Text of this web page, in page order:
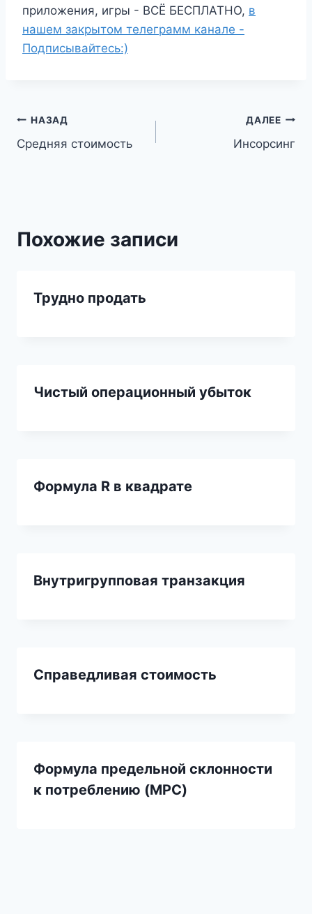
приложения, игры - ВСЁ БЕСПЛАТНО, в
нашем закрытом телеграмм канале -
Подписывайтесь:)
Навигация
по
НАЗАД
Средняя стоимость
ДАЛЕЕ
Инсорсинг
Похожие записи
Трудно продать
Чистый операционный убыток
Формула R в квадрате
Внутригрупповая транзакция
Справедливая стоимость
Формула предельной склонности
к потреблению (MPC)